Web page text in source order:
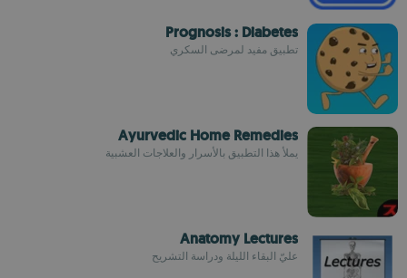
Prognosis : Diabetes
تطبيق مفيد لمرضى السكري
Ayurvedic Home Remedies
يملأ هذا التطبيق بالأسرار والعلاجات العشبية
Anatomy Lectures
عليّ البقاء الليلة ودراسة التشريح